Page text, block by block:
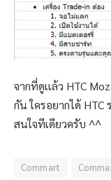
จากที่ดูเเล้ว HTC
กัน ใครอยากได้ HTC
สนใจทีเดียวครับ ^^
Commart